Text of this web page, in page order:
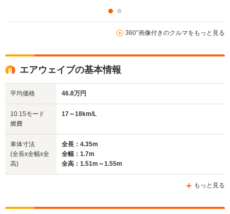
燃費
駆動方式
360°画像付きのクルマをもっと見る
エアウェイブの基本情報
平均価格 46.8万円
10.15モード
燃費
17～18km/L
車体寸法
(全長x全幅x全
高)
全長：4.35m
全幅：1.7m
全高：1.51m～1.55m
もっと見る